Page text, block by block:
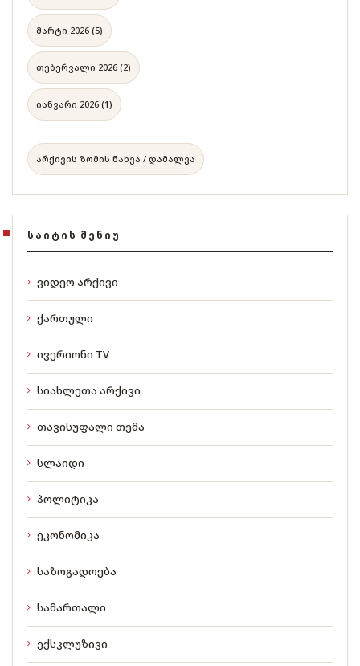
მარტი 2026 (5)
თებერვალი 2026 (2)
იანვარი 2026 (1)
არქივის ზომის ნახვა / დამალვა
ᲡᲐᲘᲢᲘᲡ ᲛᲔᲜᲘᲣ
ვიდეო არქივი
ქართული
ივერიონი TV
სიახლეთა არქივი
თავისუფალი თემა
სლაიდი
პოლიტიკა
ეკონომიკა
საზოგადოება
სამართალი
ექსკლუზივი